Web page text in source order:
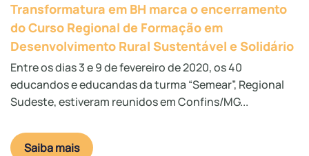
Transformatura em BH marca o encerramento
do Curso Regional de Formação em
Desenvolvimento Rural Sustentável e Solidário
Entre os dias 3 e 9 de fevereiro de 2020, os 40
educandos e educandas da turma “Semear”, Regional
Sudeste, estiveram reunidos em Confins/MG...
Saiba mais